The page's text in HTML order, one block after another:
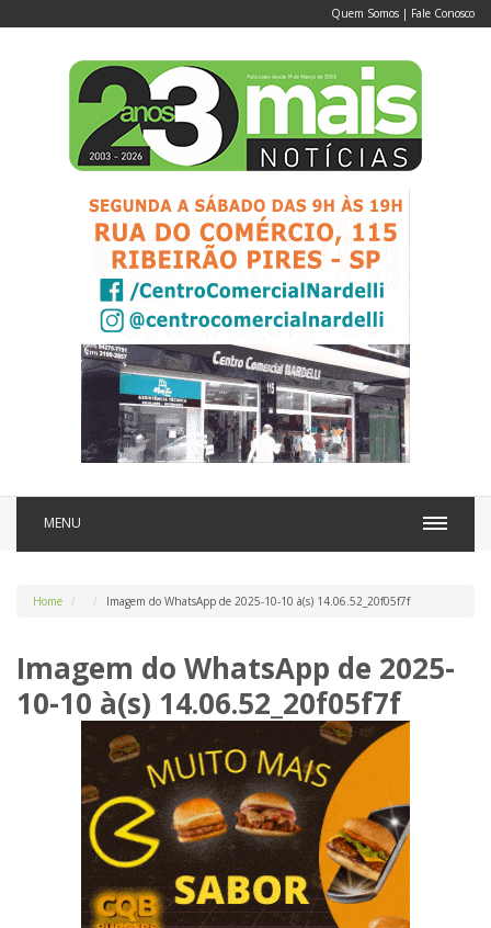
Quem Somos | Fale Conosco
MENU
Home Imagem do WhatsApp de 2025-10-10 à(s) 14.06.52_20f05f7f
Imagem do WhatsApp de 2025-
10-10 à(s) 14.06.52_20f05f7f